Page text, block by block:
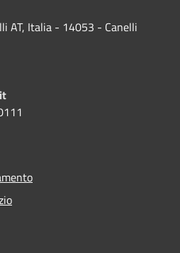
AT, Italia - 14053 - Canelli